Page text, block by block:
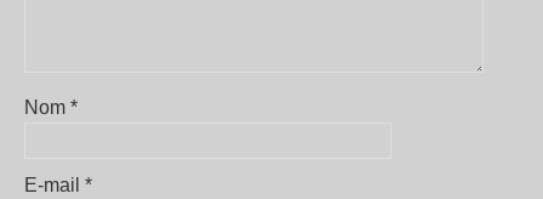
Nom *
E-mail *